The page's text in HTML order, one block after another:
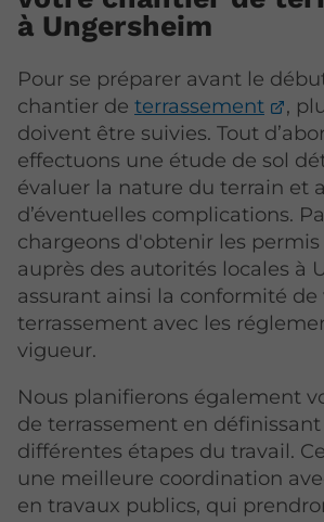
à Ungersheim
Pour se préparer avant le
chantier de terrassement
,
doivent être suivies. Tout
effectuons une étude de sol
évaluer la nature du terrain et
d’éventuelles complications.
chargeons d'obtenir les permis
auprès des autorités locales à
assurant ainsi la conformité de
terrassement avec les
vigueur.
Nous planifierons également
de terrassement en
différentes étapes du travail.
une meilleure coordination
en travaux publics, qui